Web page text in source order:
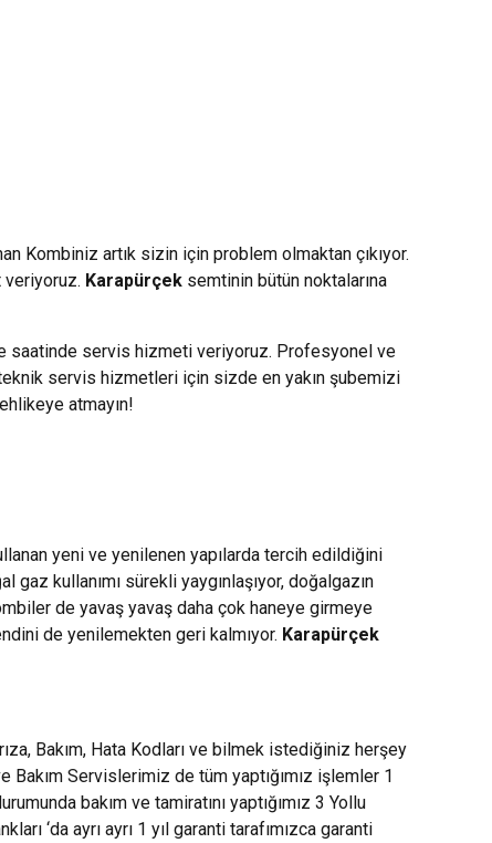
Kombiniz artık sizin için problem olmaktan çıkıyor.
Karapürçek semtinin bütün noktalarına
saatinde servis hizmeti veriyoruz. Profesyonel ve
servis hizmetleri için sizde en yakın şubemizi
atmayın!
yeni ve yenilenen yapılarda tercih edildiğini
gaz kullanımı sürekli yaygınlaşıyor, doğalgazın
de yavaş yavaş daha çok haneye girmeye
de yenilemekten geri kalmıyor. Karapürçek
Bakım, Hata Kodları ve bilmek istediğiniz herşey
Servislerimiz de tüm yaptığımız işlemler 1
bakım ve tamiratını yaptığımız 3 Yollu
‘da ayrı ayrı 1 yıl garanti tarafımızca garanti